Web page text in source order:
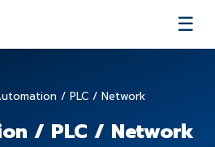
☰
/ PLC / Network
/ PLC / Network